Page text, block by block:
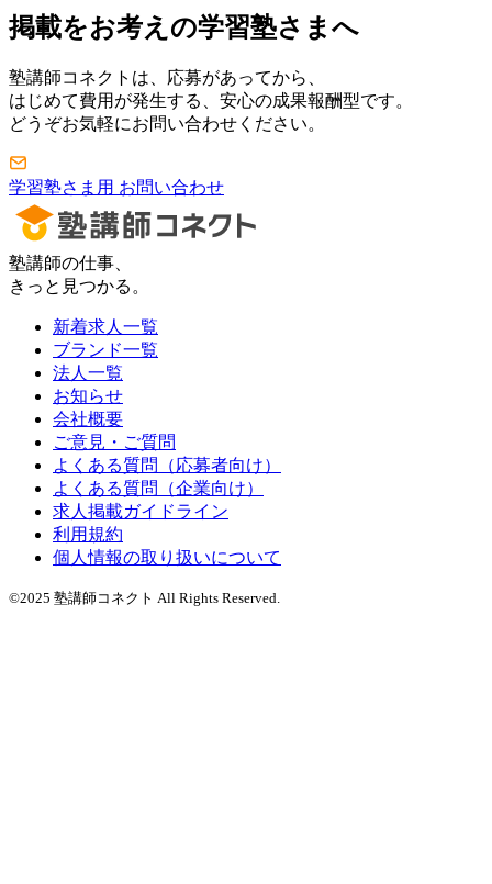
掲載をお考えの学習塾さまへ
塾講師コネクトは、応募があってから、
はじめて費用が発生する、安心の成果報酬型です。
どうぞお気軽にお問い合わせください。
学習塾さま用 お問い合わせ
塾講師の仕事、
きっと見つかる。
新着求人一覧
ブランド一覧
法人一覧
お知らせ
会社概要
ご意見・ご質問
よくある質問（応募者向け）
よくある質問（企業向け）
求人掲載ガイドライン
利用規約
個人情報の取り扱いについて
©2025 塾講師コネクト All Rights Reserved.